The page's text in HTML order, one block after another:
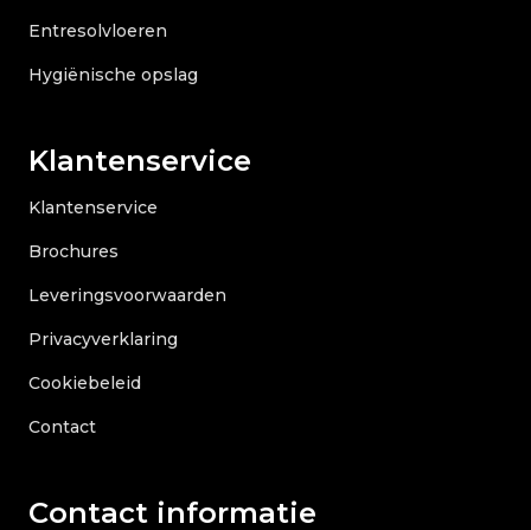
Entresolvloeren
Hygiënische opslag
Klantenservice
Klantenservice
Brochures
Leveringsvoorwaarden
Privacyverklaring
Cookiebeleid
Contact
Contact informatie